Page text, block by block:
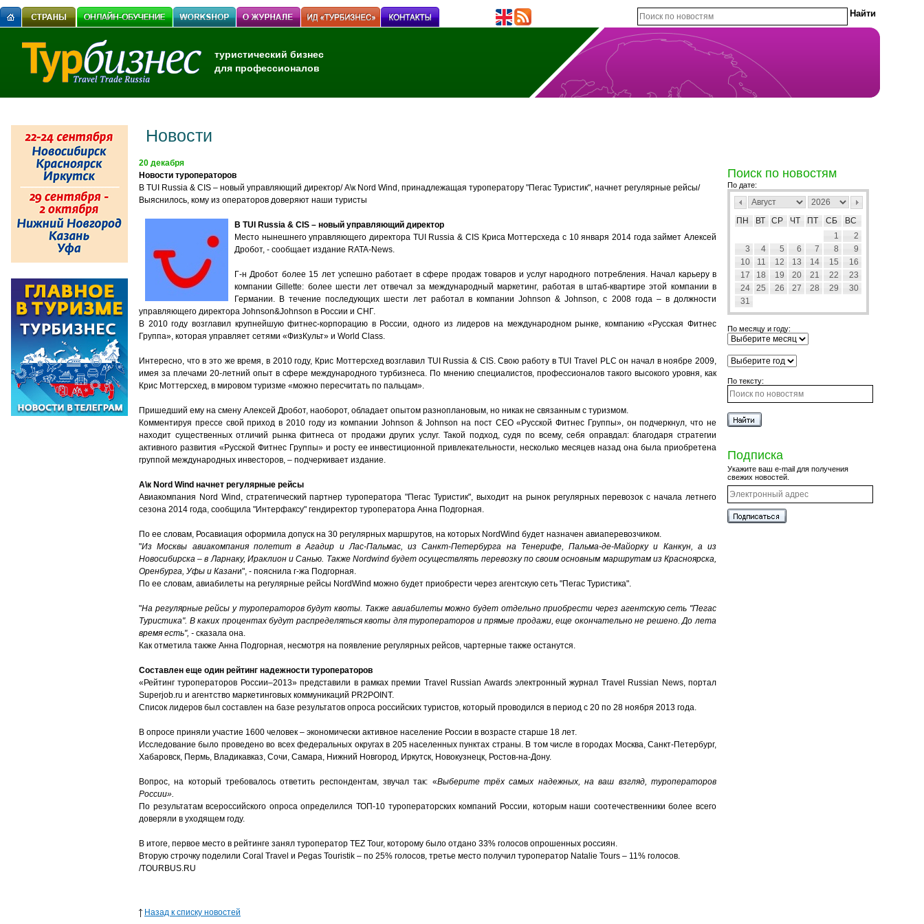
туристический бизнес
для профессионалов
Новости
20 декабря
Новости туроператоров
В TUI Russia & CIS – новый управляющий директор/ А\к Nord Wind, принадлежащая туроператору "Пегас Туристик", начнет регулярные рейсы/
Выяснилось, кому из операторов доверяют наши туристы
В TUI Russia & CIS – новый управляющий директор
Место нынешнего управляющего директора TUI Russia & CIS Криса Моттерсхеда с 10 января 2014 года займет Алексей
Дробот, - сообщает издание RATA-News.
Г-н Дробот более 15 лет успешно работает в сфере продаж товаров и услуг народного потребления. Начал карьеру в
компании Gillette: более шести лет отвечал за международный маркетинг, работая в штаб-квартире этой компании в
Германии. В течение последующих шести лет работал в компании Johnson & Johnson, с 2008 года – в должности
управляющего директора Johnson&Johnson в России и СНГ.
В 2010 году возглавил крупнейшую фитнес-корпорацию в России, одного из лидеров на международном рынке, компанию «Русская Фитнес
Группа», которая управляет сетями «ФизКульт» и World Class.
Интересно, что в это же время, в 2010 году, Крис Моттерсхед возглавил TUI Russia & CIS. Свою работу в TUI Travel PLC он начал в ноябре 2009,
имея за плечами 20-летний опыт в сфере международного турбизнеса. По мнению специалистов, профессионалов такого высокого уровня, как
Крис Моттерсхед, в мировом туризме «можно пересчитать по пальцам».
Пришедший ему на смену Алексей Дробот, наоборот, обладает опытом разноплановым, но никак не связанным с туризмом.
Комментируя прессе свой приход в 2010 году из компании Johnson & Johnson на пост СЕО «Русской Фитнес Группы», он подчеркнул, что не
находит существенных отличий рынка фитнеса от продажи других услуг. Такой подход, судя по всему, себя оправдал: благодаря стратегии
активного развития «Русской Фитнес Группы» и росту ее инвестиционной привлекательности, несколько месяцев назад она была приобретена
группой международных инвесторов, – подчеркивает издание.
А\к Nord Wind начнет регулярные рейсы
Авиакомпания Nord Wind, стратегический партнер туроператора "Пегас Туристик", выходит на рынок регулярных перевозок с начала летнего
сезона 2014 года, сообщила "Интерфаксу" гендиректор туроператора Анна Подгорная.
По ее словам, Росавиация оформила допуск на 30 регулярных маршрутов, на которых NordWind будет назначен авиаперевозчиком.
"Из Москвы авиакомпания полетит в Агадир и Лас-Пальмас, из Санкт-Петербурга на Тенерифе, Пальма-де-Майорку и Канкун, а из
Новосибирска – в Ларнаку, Ираклион и Санью. Также Nordwind будет осуществлять перевозку по своим основным маршрутам из Красноярска,
Оренбурга, Уфы и Казани", - пояснила г-жа Подгорная.
По ее словам, авиабилеты на регулярные рейсы NordWind можно будет приобрести через агентскую сеть "Пегас Туристика".
"На регулярные рейсы у туроператоров будут квоты. Также авиабилеты можно будет отдельно приобрести через агентскую сеть "Пегас
Туристика". В каких процентах будут распределяться квоты для туроператоров и прямые продажи, еще окончательно не решено. До лета
время есть", - сказала она.
Как отметила также Анна Подгорная, несмотря на появление регулярных рейсов, чартерные также останутся.
Составлен еще один рейтинг надежности туроператоров
«Рейтинг туроператоров России–2013» представили в рамках премии Travel Russian Awards электронный журнал Travel Russian News, портал
Superjob.ru и агентство маркетинговых коммуникаций PR2POINT.
Список лидеров был составлен на базе результатов опроса российских туристов, который проводился в период с 20 по 28 ноября 2013 года.
В опросе приняли участие 1600 человек – экономически активное население России в возрасте старше 18 лет.
Исследование было проведено во всех федеральных округах в 205 населенных пунктах страны. В том числе в городах Москва, Санкт-Петербург,
Хабаровск, Пермь, Владикавказ, Сочи, Самара, Нижний Новгород, Иркутск, Новокузнецк, Ростов-на-Дону.
Вопрос, на который требовалось ответить респондентам, звучал так: «Выберите трёх самых надежных, на ваш взгляд, туроператоров
России».
По результатам всероссийского опроса определился ТОП-10 туроператорских компаний России, которым наши соотечественники более всего
доверяли в уходящем году.
В итоге, первое место в рейтинге занял туроператор TEZ Tour, которому было отдано 33% голосов опрошенных россиян.
Вторую строчку поделили Coral Travel и Pegas Touristik – по 25% голосов, третье место получил туроператор Natalie Tours – 11% голосов.
/TOURBUS.RU
Назад к списку новостей
Поиск по новостям
По дате:
ПН ВТ СР ЧТ ПТ СБ
ВС
1
2
3
4 5 6 7 8
9
10
11 12 13 14 15
16
17
18 19 20 21 22
23
24
25 26 27 28 29
30
31
По месяцу и году:
По тексту:
Подписка
Укажите ваш e-mail для получения
свежих новостей.